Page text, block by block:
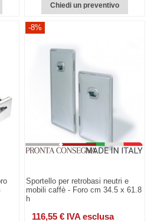
Chiedi un preventivo
-8%
Sportello per retrobasi neutri e
mobili caffè - Foro cm 34.5 x 61.8
h
116,55 € IVA esclusa